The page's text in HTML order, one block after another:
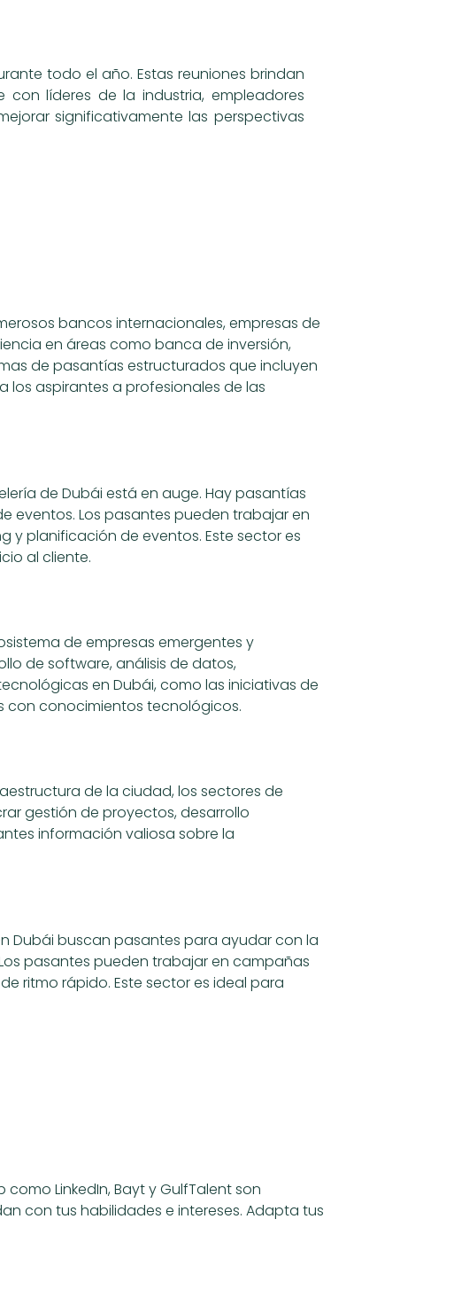
todo el año. Estas reuniones brindan
líderes de la industria, empleadores
significativamente las perspectivas
bancos internacionales, empresas de
en áreas como banca de inversión,
de pasantías estructurados que incluyen
aspirantes a profesionales de las
de Dubái está en auge. Hay pasantías
eventos. Los pasantes pueden trabajar en
y planificación de eventos. Este sector es
al cliente.
de empresas emergentes y
de software, análisis de datos,
en Dubái, como las iniciativas de
con conocimientos tecnológicos.
de la ciudad, los sectores de
gestión de proyectos, desarrollo
información valiosa sobre la
Dubái buscan pasantes para ayudar con la
pasantes pueden trabajar en campañas
ritmo rápido. Este sector es ideal para
LinkedIn, Bayt y GulfTalent son
con tus habilidades e intereses. Adapta tus